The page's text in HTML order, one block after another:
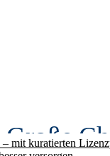
– mit kuratierten